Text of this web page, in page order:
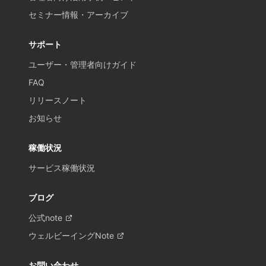
セミナー情報・アーカイブ
サポート
ユーザー・管理者向けガイド
FAQ
リリースノート
お知らせ
稼働状況
サービス稼働状況
ブログ
公式note
ウェルビーイングNote